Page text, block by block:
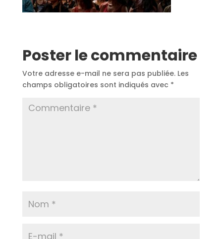
Poster le commentaire
Votre adresse e-mail ne sera pas publiée. Les
champs obligatoires sont indiqués avec *